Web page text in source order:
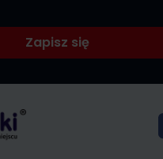
Zapisz się